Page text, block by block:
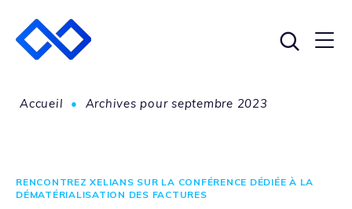
Accueil • Archives pour septembre 2023
RENCONTREZ XELIANS SUR LA CONFÉRENCE DÉDIÉE À LA
DÉMATÉRIALISATION DES FACTURES